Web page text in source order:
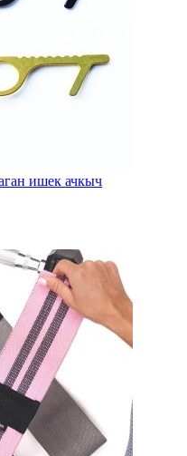
ишек ачкыч